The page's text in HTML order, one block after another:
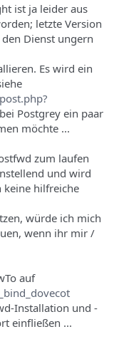
ist ja leider aus
letzte Version
Dienst ungern
Es wird ein
Postgrey ein paar
möchte ...
zum laufen
und wird
keine hilfreiche
würde ich mich
wenn ihr mir /
auf
Installation und -
einfließen ...